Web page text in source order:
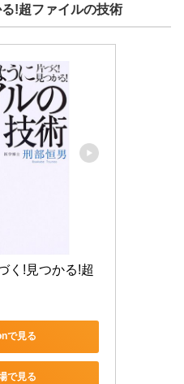
!超ファイルの技術
く!見つかる!超
で見る
で見る